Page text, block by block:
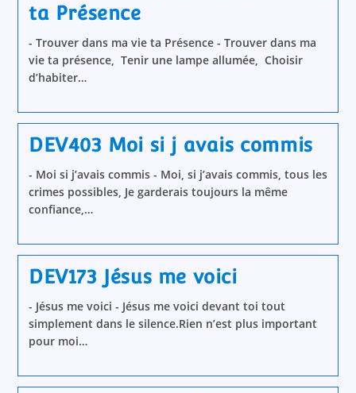
ta Présence
- Trouver dans ma vie ta Présence - Trouver dans ma
vie ta présence, Tenir une lampe allumée, Choisir
d’habiter…
DEV403 Moi si j avais commis
- Moi si j’avais commis - Moi, si j’avais commis, tous les
crimes possibles, Je garderais toujours la même
confiance,…
DEV173 Jésus me voici
- Jésus me voici - Jésus me voici devant toi tout
simplement dans le silence.Rien n’est plus important
pour moi…